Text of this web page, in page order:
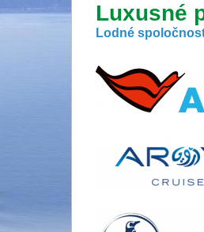
Luxusné
Lodné